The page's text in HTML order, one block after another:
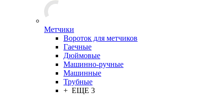
Метчики
Вороток для метчиков
Гаечные
Дюймовые
Машинно-ручные
Машинные
Трубные
+ ЕЩЕ 3